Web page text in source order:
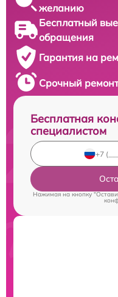
желанию
Бесплатный
обращения
Гарантия на
Срочный
Бесплатная
специалистом
Нажимая на кнопку